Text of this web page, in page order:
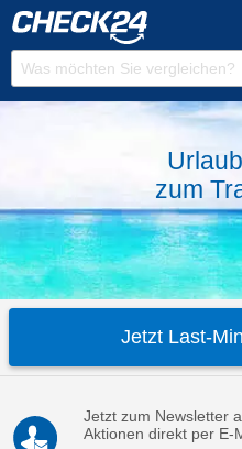
zum
Jetzt Last-
Jetzt zum Newsletter
Aktionen direkt per E-